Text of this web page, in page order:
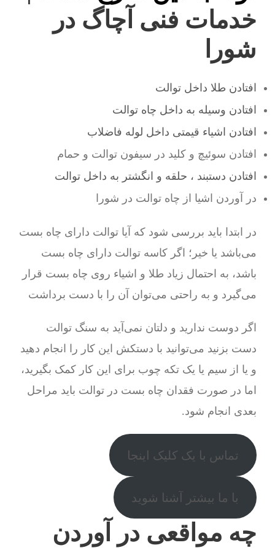
خدمات فنی آچاگ در
شورا
افتادن طلا داخل توالت
افتادن وسیله به داخل چاه توالت
افتادن اشیاء قیمتی داخل لوله فاضلاب
افتادن سوئیچ و کلید در سیفون توالت و حمام
افتادن دستبند ، حلقه و انگشتر به داخل توالت
در آوردن اشیا از چاه توالت در شورا
در ابتدا باید بررسی شود که آیا توالت دارای چاه بست
می‌باشد یا خیر؛ اگر کاسه توالت دارای چاه بست
باشد، به احتمال زیاد طلا و اشیاء روی چاه بست قرار
می‌گیرد و به راحتی می‌توان آن را با دست برداشت
اگر دوست ندارید و دلتان نمی‌آید به سنگ توالت
دست بزنید می‌توانید با دستکش این کار را انجام دهید
و یا از سیم یا یک تکه چوب برای این کار کمک بگیرید،
اما در صورت فقدان چاه بست در توالت باید مراحل
بعدی انجام شود.
تماس با یک کلیک اینجا
با ما بیشتر آشنا شوید
چه مواقعی در آوردن